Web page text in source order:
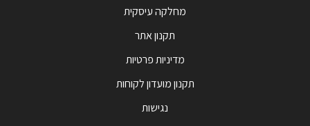
מחלקה עיסקית
תקנון אתר
מדיניות פרטיות
תקנון מועדון לקוחות
נגישות